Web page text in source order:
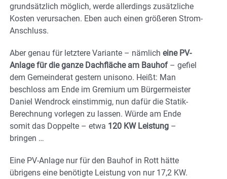
grundsätzlich möglich, werde allerdings zusätzliche
Kosten verursachen. Eben auch einen größeren Strom-
Anschluss.
Aber genau für letztere Variante – nämlich eine PV-
Anlage für die ganze Dachfläche am Bauhof– gefiel
dem Gemeinderat gestern unisono. Heißt: Man
beschloss am Ende im Gremium um Bürgermeister
Daniel Wendrock einstimmig, nun dafür die Statik-
Berechnung vorlegen zu lassen. Würde am Ende
somit das Doppelte – etwa 120 KW Leistung –
bringen …
Eine PV-Anlage nur für den Bauhof in Rott hätte
übrigens eine benötigte Leistung von nur 17,2 KW.